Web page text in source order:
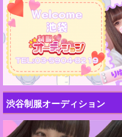
渋谷制服オーディション